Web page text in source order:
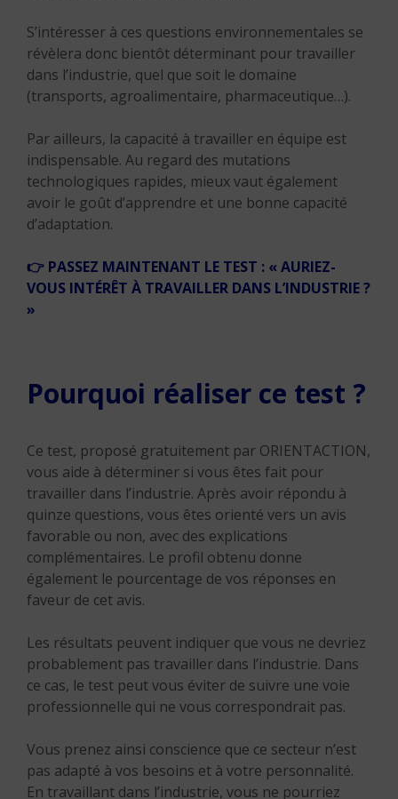
S’intéresser à ces questions environnementales se
révèlera donc bientôt déterminant pour travailler
dans l’industrie, quel que soit le domaine
(transports, agroalimentaire, pharmaceutique…).
Par ailleurs, la capacité à travailler en équipe est
indispensable. Au regard des mutations
technologiques rapides, mieux vaut également
avoir le goût d’apprendre et une bonne capacité
d’adaptation.
👉 PASSEZ MAINTENANT LE TEST : « AURIEZ-
VOUS INTÉRÊT À TRAVAILLER DANS L’INDUSTRIE ?
»
Pourquoi réaliser ce test ?
Ce test, proposé gratuitement par ORIENTACTION,
vous aide à déterminer si vous êtes fait pour
travailler dans l’industrie. Après avoir répondu à
quinze questions, vous êtes orienté vers un avis
favorable ou non, avec des explications
complémentaires. Le profil obtenu donne
également le pourcentage de vos réponses en
faveur de cet avis.
Les résultats peuvent indiquer que vous ne devriez
probablement pas travailler dans l’industrie. Dans
ce cas, le test peut vous éviter de suivre une voie
professionnelle qui ne vous correspondrait pas.
Vous prenez ainsi conscience que ce secteur n’est
pas adapté à vos besoins et à votre personnalité.
En travaillant dans l’industrie, vous ne pourriez